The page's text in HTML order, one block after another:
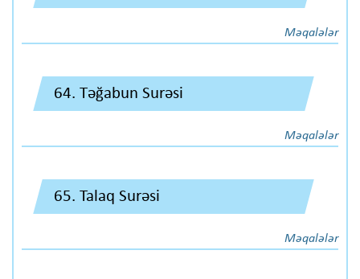
Məqalələr
64. Təğabun Surəsi
Məqalələr
65. Talaq Surəsi
Məqalələr